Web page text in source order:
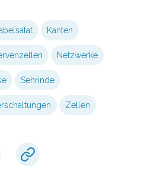
Kanten
Netzwerke
Sehrinde
Zellen